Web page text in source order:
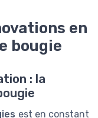
en
bougie
: la
est en constant